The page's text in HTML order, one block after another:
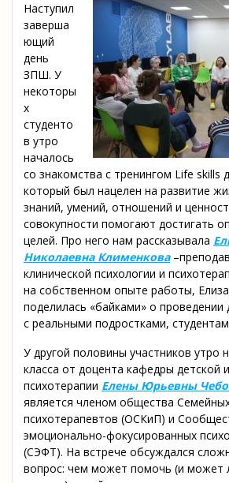
Наступил
заверша
ющий
день
ЗПШ. У
некоторы
х
студенто
в утро
началось
со знакомства с тренингом Life skills
который был нацелен на развитие
знаний, умений, отношений и
совокупности помогают достигать
целей. Про него нам рассказывала
Николаевна Клименкова
клинической психологии и
на собственном опыте работы,
поделилась «байками» о проведении
с реальными подростками,
У другой половины участников утро
класса от доцента кафедры детской
психотерапии Елены Юрьевны
является членом общества
психотерапевтов (ОСКиП) и
эмоционально-фокусированных
(СЭФТ). На встрече обсуждался
вопрос: чем может помочь (и может